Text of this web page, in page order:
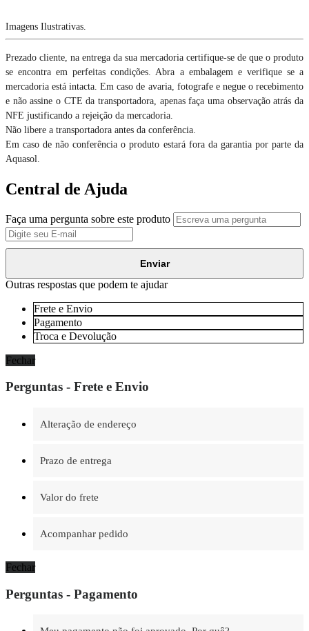
Imagens Ilustrativas.
Prezado cliente, na entrega da sua mercadoria certifique-se de que o produto
se encontra em perfeitas condições. Abra a embalagem e verifique se a
mercadoria está intacta. Em caso de avaria, fotografe e negue o recebimento
e não assine o CTE da transportadora, apenas faça uma observação atrás da
NFE justificando a rejeição da mercadoria.
Não libere a transportadora antes da conferência.
Em caso de não conferência o produto estará fora da garantia por parte da
Aquasol.
Central de Ajuda
Faça uma pergunta sobre este produto
Enviar
Outras respostas que podem te ajudar
Frete e Envio
Pagamento
Troca e Devolução
Fechar
Perguntas - Frete e Envio
Alteração de endereço
Prazo de entrega
Valor do frete
Acompanhar pedido
Fechar
Perguntas - Pagamento